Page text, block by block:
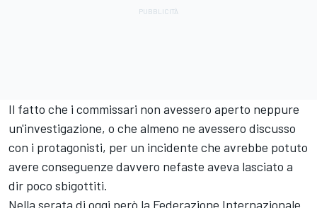
Il fatto che i commissari non avessero aperto neppure
un'investigazione, o che almeno ne avessero discusso
con i protagonisti, per un incidente che avrebbe potuto
avere conseguenze davvero nefaste aveva lasciato a
dir poco sbigottiti.
Nella serata di oggi però la Federazione Internazionale